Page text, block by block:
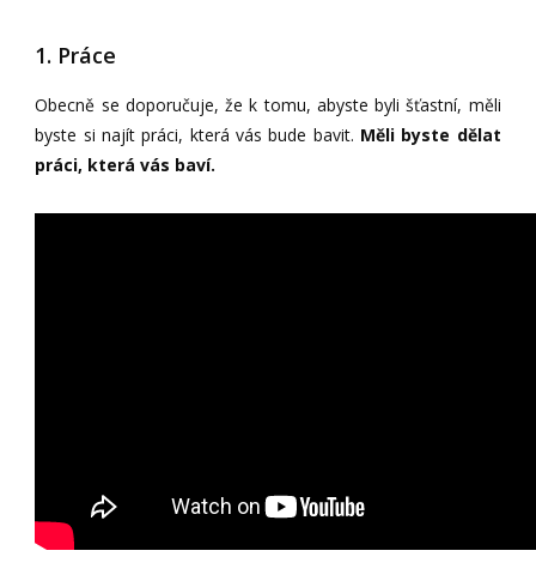
1. Práce
Obecně se doporučuje, že k tomu, abyste byli šťastní, měli
byste si najít práci, která vás bude bavit. Měli byste dělat
práci, která vás baví.